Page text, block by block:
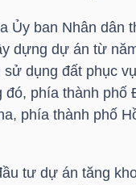
Ủy ban Nhân dân
dựng dự án từ
dụng đất phục
đó, phía thành phố
phía thành phố
tư dự án tăng